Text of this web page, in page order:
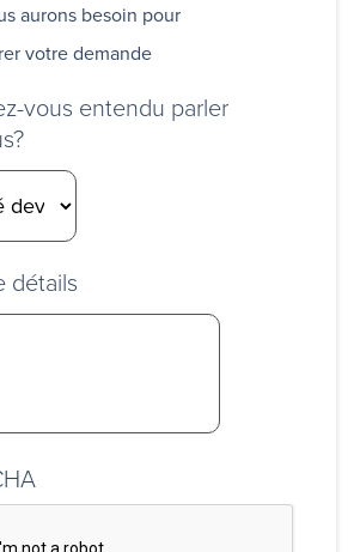
aurons besoin pour
votre demande
vous entendu parler
détails